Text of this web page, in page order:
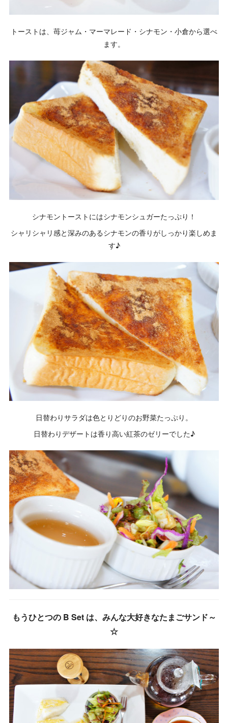
トーストは、苺ジャム・マーマレード・シナモン・小倉から選べ
ます。
シナモントーストにはシナモンシュガーたっぷり！
シャリシャリ感と深みのあるシナモンの香りがしっかり楽しめま
す♪
日替わりサラダは色とりどりのお野菜たっぷり。
日替わりデザートは香り高い紅茶のゼリーでした♪
もうひとつの B Set は、みんな大好きなたまごサンド～
☆